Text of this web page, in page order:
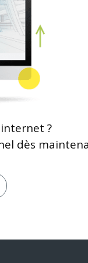
?
dès